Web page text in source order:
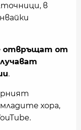
в
отвръщат от
.
хора,